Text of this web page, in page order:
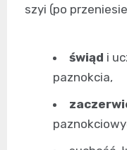
szyi (po
świąd i
paznokcia,